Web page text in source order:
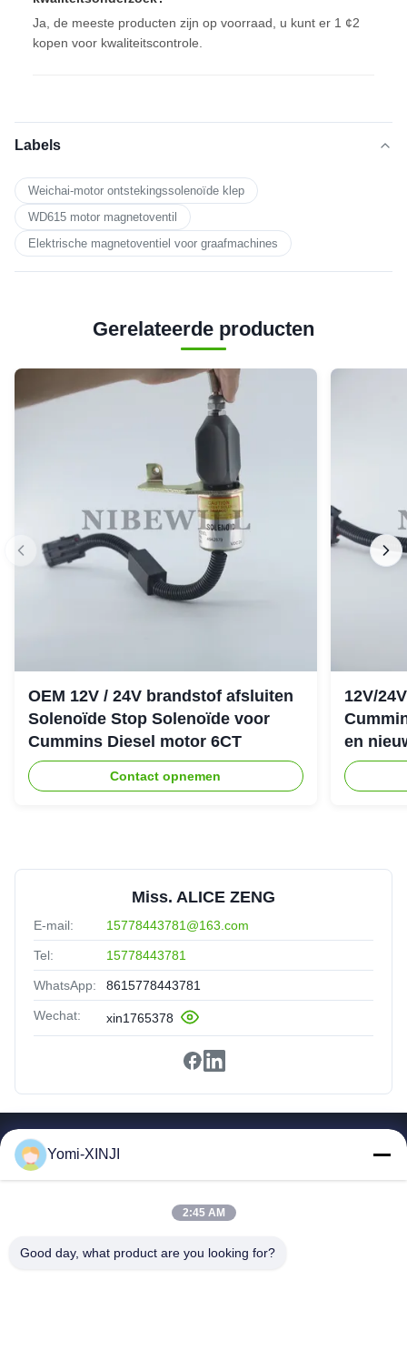
Ja, de meeste producten zijn op voorraad, u kunt er 1 ¢2
kopen voor kwaliteitscontrole.
Labels
Weichai-motor ontstekingssolenoïde klep
WD615 motor magnetoventil
Elektrische magnetoventiel voor graafmachines
Gerelateerde producten
OEM 12V / 24V brandstof afsluiten
Solenoïde Stop Solenoïde voor
Cummins Diesel motor 6CT
Contact opnemen
12V/
en
Miss. ALICE ZENG
E-mail: 15778443781@163.com
Tel: 15778443781
WhatsApp: 8615778443781
Wechat: xin1765378
Thuis
Over Ons
Rondleiding Door De Fabriek
Yomi-XINJI
2:45 AM
Good day, what product are you looking for?